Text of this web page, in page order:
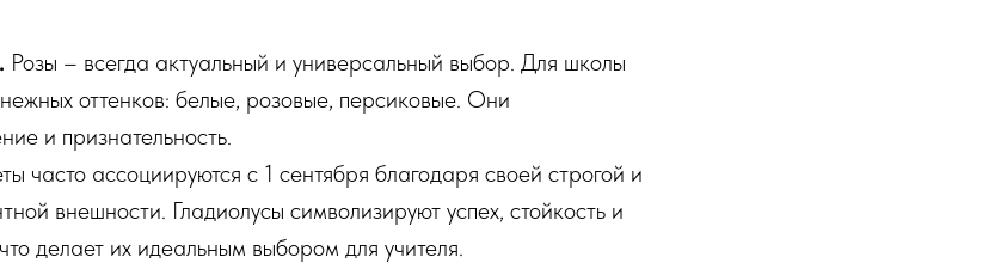
Розы – всегда актуальный и универсальный выбор. Для школы
оттенков: белые, розовые, персиковые. Они
и признательность.
часто ассоциируются с 1 сентября благодаря своей строгой и
внешности. Гладиолусы символизируют успех, стойкость и
делает их идеальным выбором для учителя.